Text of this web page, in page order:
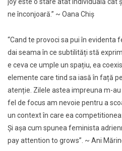
ne înconjoară.” ~ Oana Chiș
“Cand te provoci sa pui în evidenta
dai seama în ce subtilități stă
e ceva ce umple un spațiu, ea
elemente care tind sa iasă în față
atenție. Zilele astea impreuna m-
fel de focus am nevoie pentru a
un context în care ea
Și așa cum spunea feminista
pay attention to grows”. ~ Ani